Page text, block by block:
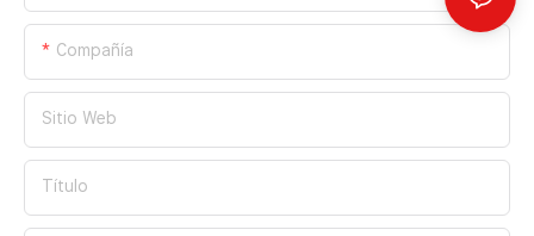
Compañía
Sitio Web
Título